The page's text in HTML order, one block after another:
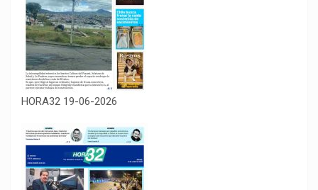
HORA32 19-06-2026